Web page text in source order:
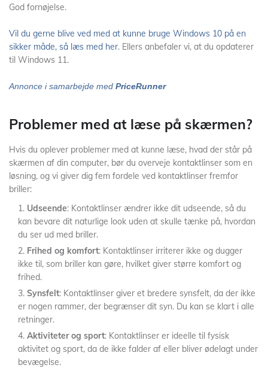
God fornøjelse.
Vil du gerne blive ved med at kunne bruge Windows 10 på en
sikker måde, så læs med her. Ellers anbefaler vi, at du opdaterer
til Windows 11.
Annonce i samarbejde med PriceRunner
Problemer med at læse på skærmen?
Hvis du oplever problemer med at kunne læse, hvad der står på
skærmen af din computer, bør du overveje kontaktlinser som en
løsning, og vi giver dig fem fordele ved kontaktlinser fremfor
briller:
Udseende: Kontaktlinser ændrer ikke dit udseende, så du
kan bevare dit naturlige look uden at skulle tænke på, hvordan
du ser ud med briller.
Frihed og komfort: Kontaktlinser irriterer ikke og dugger
ikke til, som briller kan gøre, hvilket giver større komfort og
frihed.
Synsfelt: Kontaktlinser giver et bredere synsfelt, da der ikke
er nogen rammer, der begrænser dit syn. Du kan se klart i alle
retninger.
Aktiviteter og sport: Kontaktlinser er ideelle til fysisk
aktivitet og sport, da de ikke falder af eller bliver ødelagt under
bevægelse.